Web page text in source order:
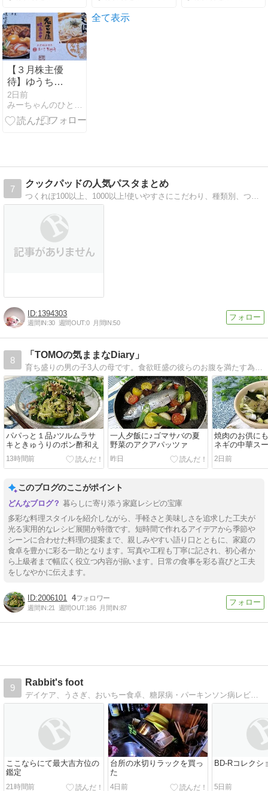
【３月株主優
待】ゆうちょ
銀行のカタロ
グギフト♦カス
テラ＆きしめ
2日前
全て表示
7
クックパッドの人気パスタまとめ
1394303
週間IN:30 週間OUT:0 月間IN:50
8
「TOMOの気ままなDiary」
パパっと１品♪ツルムラサ
キときゅうりのポン酢和え
13時間前
一人夕飯に♪ゴマサバの夏
野菜のアクアパッツァ
昨日
焼肉のお供に
ネギの中華ス
2日前
このブログのここがポイント
暮らしに寄り添う家庭レシピの宝庫
多彩な料理スタイルを紹介しながら、手軽さと美味しさを追求した工夫が
光る実用的なレシピ展開が特徴です。短時間で作れるアイデアから季節や
シーンに合わせた料理の提案まで、親しみやすい語り口とともに、家庭の
食卓を豊かに彩る一助となります。写真や工程も丁寧に記され、初心者か
ら上級者まで幅広く役立つ内容が揃います。日常の食事を彩る喜びと工夫
をしなやかに伝えます。
2006101 4
週間IN:21 週間OUT:186 月間IN:87
9
Rabbit's foot
デイケア、うさぎ、おいちー食卓、糖尿病・パーキンソン病レビー小体病・2015年9月に大腿骨を折って要介護４になったかーちゃんのことなどを書いています。
ここならにて最大吉方位の
鑑定
21時間前
台所の水切りラックを買っ
た
4日前
BD-Rコレクシ
5日前